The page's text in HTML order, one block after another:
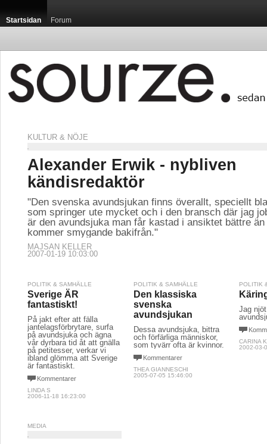
Startsidan Forum
KULTUR & NÖJE
Alexander Erwik - nybliven
kändisredaktör
"Den svenska avundsjukan finns överallt, speciellt
som springer ute mycket och i den bransch där jag
är den avundsjuka man får kastad i ansiktet bättre
kommer smygande bakifrån."
MAJSAN KELLER
2007-01-19 10:03:00
POLITIK & SAMHÄLLE
Sverige ÄR
fantastiskt!
På jakt efter att fälla
jantelagsförbrytare, surfa
på avundsjuka och ägna
vår dyrbara tid åt att gnälla
på petitesser, verkar vi
ibland glömma att Sverige
är fantastiskt.
Kommentarer
LINDA S
2006-11-18 16:23:00
POLITIK & SAMHÄLLE
Den klassiska
svenska
avundsjukan
Dessa avundsjuka, bittra
och förfärliga människor,
som tyvärr ofta är kvinnor.
Kommentarer
THEA GIANNESCHI
2005-07-05 15:46:00
POLITIK
Jag
CARINA
2002-03-
MEDIA